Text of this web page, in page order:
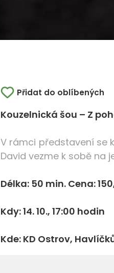
Přidat do oblíbených
Kouzelnická šou – Z
V rámci představení se
David vezme k sobě na
Délka: 50 min. Cena:
Kdy: 14. 10., 17:00 hodin
Kde: KD Ostrov,